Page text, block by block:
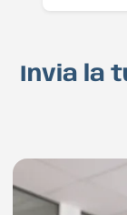
Invia la